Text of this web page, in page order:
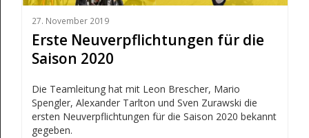
27. November 2019
Erste Neuverpflichtungen für die
Saison 2020
Die Teamleitung hat mit Leon Brescher, Mario
Spengler, Alexander Tarlton und Sven Zurawski die
ersten Neuverpflichtungen für die Saison 2020 bekannt
gegeben.